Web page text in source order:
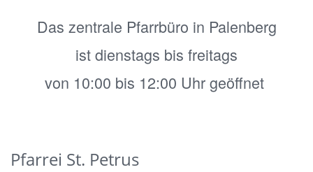
Das zentrale Pfarrbüro in Palenberg
ist dienstags bis freitags
von 10:00 bis 12:00 Uhr geöffnet
Pfarrei St. Petrus